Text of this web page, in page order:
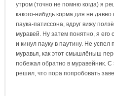
утром (точно не помню когда) я
какого-нибудь корма для не давно
паука-патиссона, вдруг вижу
муравей. Ну затем понятно, я его
и кинул пауку в паутину. Не успел
муравья, как этот смышлëныш
побежал обратно в муравейник. С
решил, что пора попробовать